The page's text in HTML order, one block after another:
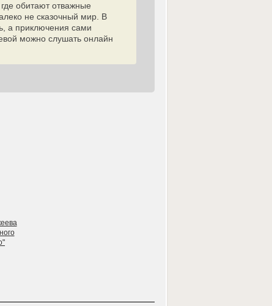
обитают отважные
не сказочный мир. В
а приключения сами
можно слушать онлайн